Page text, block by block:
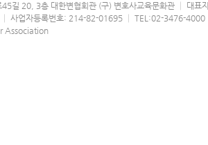
길 20, 3층 대한변협회관 (구) 변호사교육문화관 │ 대표
│ 사업자등록번호: 214-82-01695 │ TEL:02-3476-
Association